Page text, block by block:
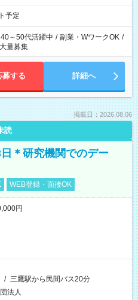
予定
40～50代活躍中 / 副業・WワークOK /
量募集
募する 詳細へ
掲載日：2026.08.06
読
＊研究機関でのデー
WEB登録・面接OK
円
/ 三鷹駅から民間バス20分
法人